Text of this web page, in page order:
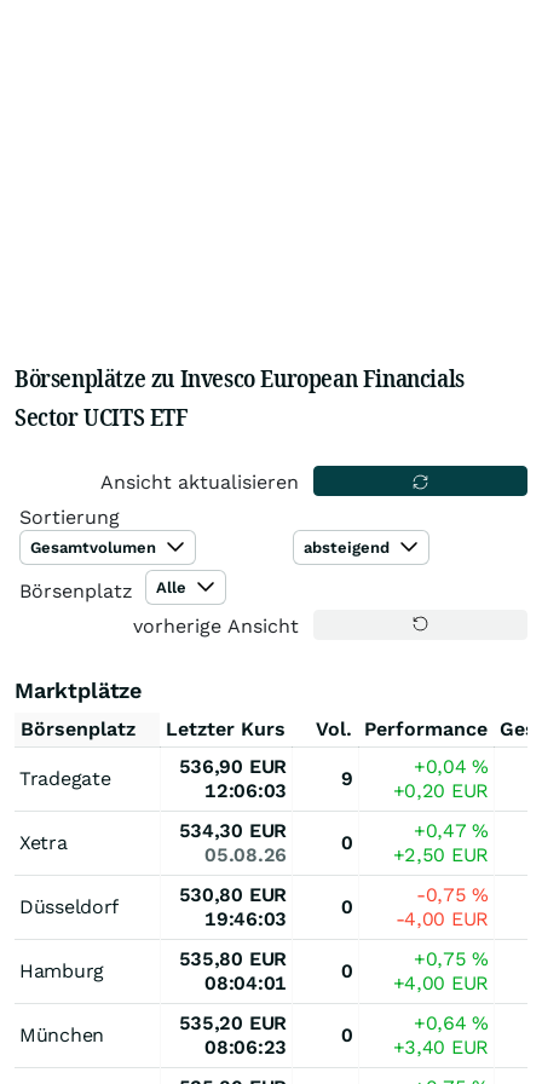
Börsenplätze zu Invesco European Financials
Sector UCITS ETF
Ansicht aktualisieren
Sortierung
Gesamtvolumen absteigend
Börsenplatz Alle
vorherige Ansicht
Marktplätze
Börsenplatz Letzter Kurs Vol. Performance
Tradegate
536,90 EUR
12:06:03
9
+0,04%
+0,20 EUR
Xetra
534,30 EUR
05.08.26
0
+0,47%
+2,50 EUR
Düsseldorf
530,80 EUR
19:46:03
0
-0,75%
-4,00 EUR
Hamburg
535,80 EUR
08:04:01
0
+0,75%
+4,00 EUR
München
535,20 EUR
08:06:23
0
+0,64%
+3,40 EUR